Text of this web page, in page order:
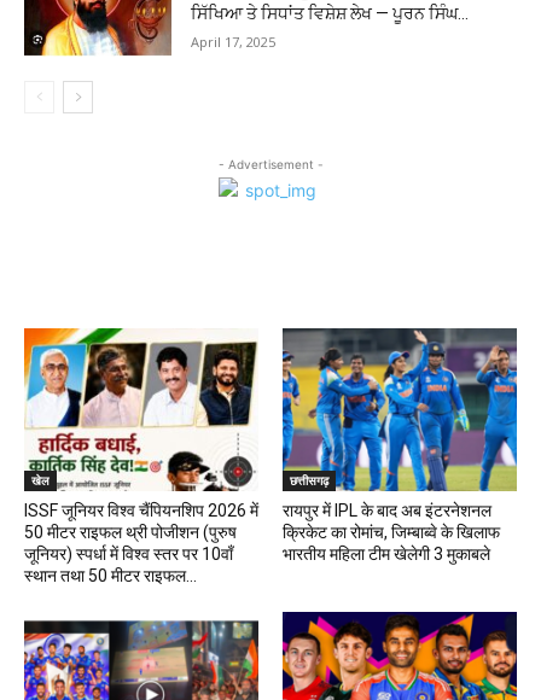
ਸਿੱਖਿਆ ਤੇ ਸਿਧਾਂਤ ਵਿਸ਼ੇਸ਼ ਲੇਖ — ਪੂਰਨ ਸਿੰਘ...
April 17, 2025
- Advertisement -
खेल
ISSF जूनियर विश्व चैंपियनशिप 2026 में
50 मीटर राइफल थ्री पोजीशन (पुरुष
जूनियर) स्पर्धा में विश्व स्तर पर 10वाँ
स्थान तथा 50 मीटर राइफल...
छत्तीसगढ़
रायपुर में IPL के बाद अब इंटरनेशनल
क्रिकेट का रोमांच, जिम्बाब्वे के खिलाफ
भारतीय महिला टीम खेलेगी 3 मुकाबले